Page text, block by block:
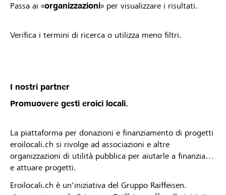
Passa ai «organizzazioni» per visualizzare i risultati.
Verifica i termini di ricerca o utilizza meno filtri.
I nostri partner
Promuovere gesti eroici locali.
La piattaforma per donazioni e finanziamento di progetti
eroilocali.ch si rivolge ad associazioni e altre
organizzazioni di utilità pubblica per aiutarle a finanziare
e attuare progetti.
Eroilocali.ch è un'iniziativa del Gruppo Raiffeisen.